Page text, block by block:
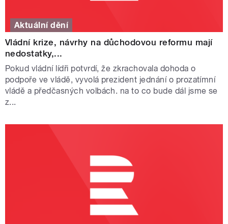
Aktuální dění
Vládní krize, návrhy na důchodovou reformu mají
nedostatky,...
Pokud vládní lídři potvrdí, že zkrachovala dohoda o
podpoře ve vládě, vyvolá prezident jednání o prozatímní
vládě a předčasných volbách. na to co bude dál jsme se
z...